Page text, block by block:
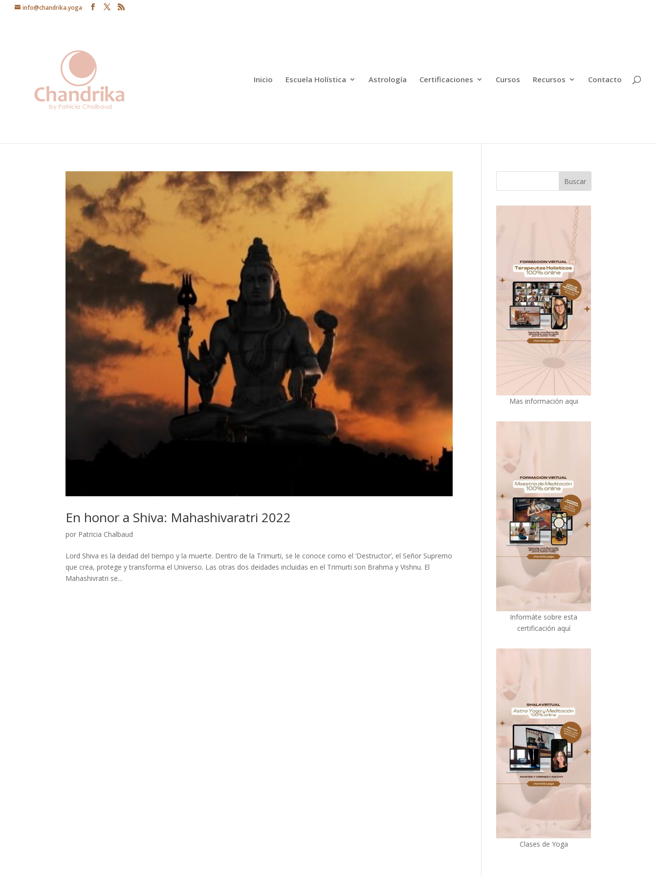
info@chandrika.yoga
Inicio Escuela Holística Astrología Certificaciones Cursos Recursos Contacto
En honor a Shiva: Mahashivaratri 2022
por Patricia Chalbaud
Lord Shiva es la deidad del tiempo y la muerte. Dentro de la Trimurti, se le conoce como el ‘Destructor’, el Señor Supremo
que crea, protege y transforma el Universo. Las otras dos deidades incluidas en el Trimurti son Brahma y Vishnu. El
Mahashivratri se...
Mas información aqui
Informáte sobre esta
certificación aquí
Clases de Yoga